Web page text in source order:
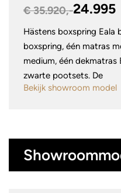
€ 35.920,-24.995
Hästens boxspring Eala
boxspring, één matras
medium, één
zwarte pootsets. De
Bekijk showroom model